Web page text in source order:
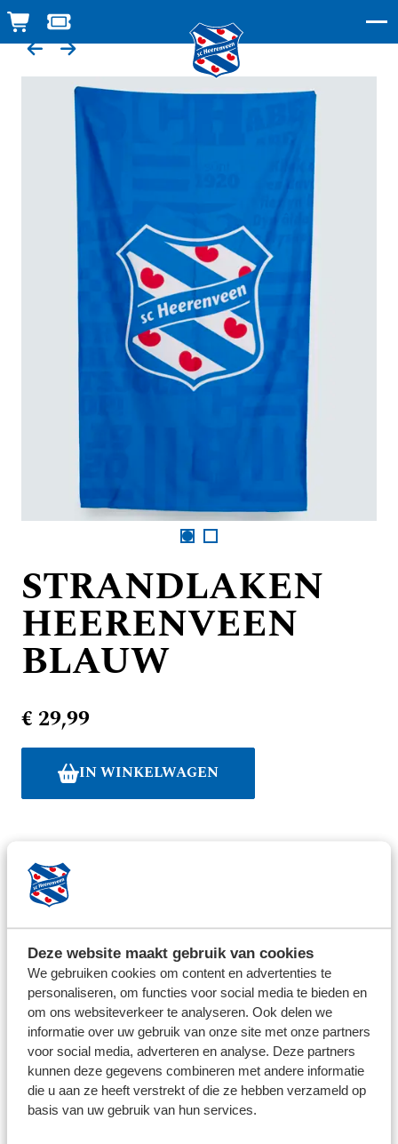
Deze website maakt gebruik van cookies
We gebruiken cookies om content en advertenties te
personaliseren, om functies voor social media te bieden en
om ons websiteverkeer te analyseren. Ook delen we
informatie over uw gebruik van onze site met onze partners
voor social media, adverteren en analyse. Deze partners
kunnen deze gegevens combineren met andere informatie
die u aan ze heeft verstrekt of die ze hebben verzameld op
basis van uw gebruik van hun services.
WINKELWAGEN
TICKETSHOP
STRANDLAKEN
HEERENVEEN
BLAUW
€ 29,99
IN WINKELWAGEN
Het strandlaken heeft een afmeting van 180x100cm.
BEZORG INFORMATIE
We streven ernaar om de bestelde producten binnen 5
werkdagen op te sturen. Uitzonderingen zijn per
product aangegeven. Voor het retourneren van
artikelen kunt u contact opnemen via: feanstore@sc-
heerenveen.nl, vermeld altijd uw ordernummer in de
mail. Let op; Bedrukte en afgeprijsde artikelen mogen
niet worden geruild.